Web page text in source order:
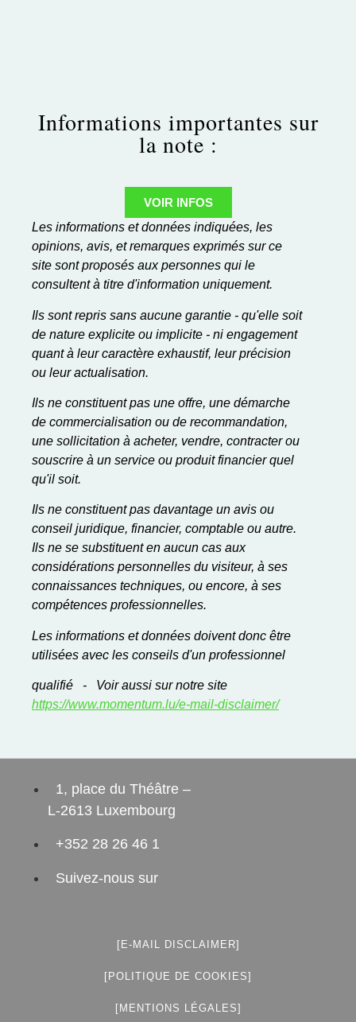
Informations importantes sur
la note :
VOIR INFOS
Les informations et données indiquées, les
opinions, avis, et remarques exprimés sur ce
site sont proposés aux personnes qui le
consultent à titre d'information uniquement.
Ils sont repris sans aucune garantie - qu'elle soit
de nature explicite ou implicite - ni engagement
quant à leur caractère exhaustif, leur précision
ou leur actualisation.
Ils ne constituent pas une offre, une démarche
de commercialisation ou de recommandation,
une sollicitation à acheter, vendre, contracter ou
souscrire à un service ou produit financier quel
qu'il soit.
Ils ne constituent pas davantage un avis ou
conseil juridique, financier, comptable ou autre.
Ils ne se substituent en aucun cas aux
considérations personnelles du visiteur, à ses
connaissances techniques, ou encore, à ses
compétences professionnelles.
Les informations et données doivent donc être
utilisées avec les conseils d'un professionnel
qualifié - Voir aussi sur notre site
https://www.momentum.lu/e-mail-disclaimer/
1, place du Théâtre –
L-2613 Luxembourg
+352 28 26 46 1
Suivez-nous sur
[E-MAIL DISCLAIMER]
[POLITIQUE DE COOKIES]
[MENTIONS LÉGALES]